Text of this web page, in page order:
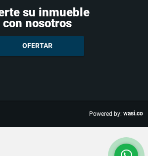
su inmueble
con nosotros
OFERTAR
Powered by: wasi.co